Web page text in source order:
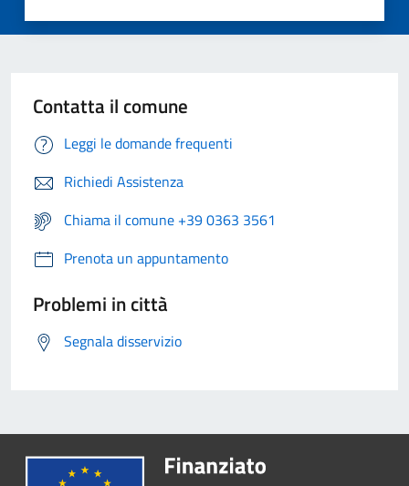
Contatta il comune
Leggi le domande frequenti
Richiedi Assistenza
Chiama il comune +39 0363 3561
Prenota un appuntamento
Problemi in città
Segnala disservizio